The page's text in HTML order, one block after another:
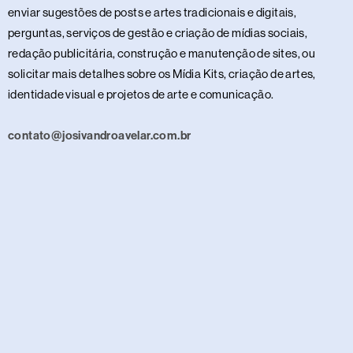
enviar sugestões de posts e artes tradicionais e digitais,
perguntas, serviços de gestão e criação de mídias sociais,
redação publicitária, construção e manutenção de sites, ou
solicitar mais detalhes sobre os Mídia Kits, criação de artes,
identidade visual e projetos de arte e comunicação.
contato@josivandroavelar.com.br